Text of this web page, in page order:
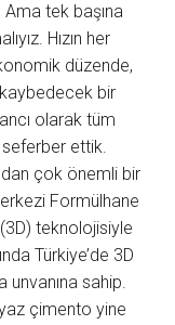
tek başına
Hızın her
düzende,
bir
olarak tüm
ettik.
çok önemli bir
Formülhane
teknolojisiyle
Türkiye’de 3D
sahip.
çimento yine